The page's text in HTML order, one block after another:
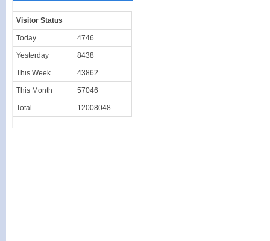
Visitor Status
Today 4746
Yesterday 8438
This Week 43862
This Month 57046
Total 12008048